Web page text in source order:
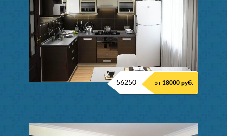
56250 от 18000 руб.